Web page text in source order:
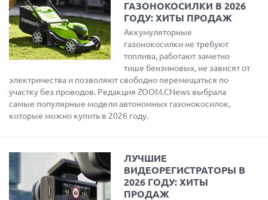
ГАЗОНОКОСИЛКИ В 2026
ГОДУ: ХИТЫ ПРОДАЖ
Аккумуляторные
газонокосилки не требуют
топлива, работают заметно
тише бензиновых, не зависят от
электричества и позволяют свободно перемещаться по
участку без проводов. Редакция ZOOM.CNews выбрала
самые популярные модели автономных газонокосилок,
которые можно купить в 2026 году.
ЛУЧШИЕ
ВИДЕОРЕГИСТРАТОРЫ В
2026 ГОДУ: ХИТЫ
ПРОДАЖ